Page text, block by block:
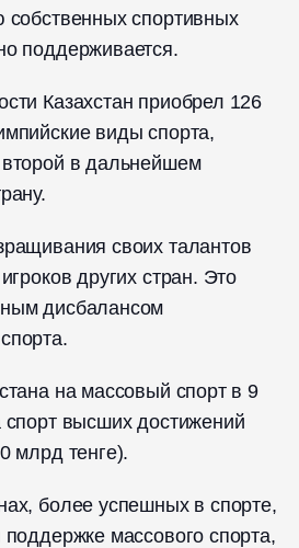
собственных спортивных
поддерживается.
Казахстан приобрел 126
виды спорта,
в дальнейшем
своих талантов
других стран. Это
дисбалансом
на массовый спорт в 9
высших достижений
млрд тенге).
более успешных в спорте,
поддержке массового спорта,